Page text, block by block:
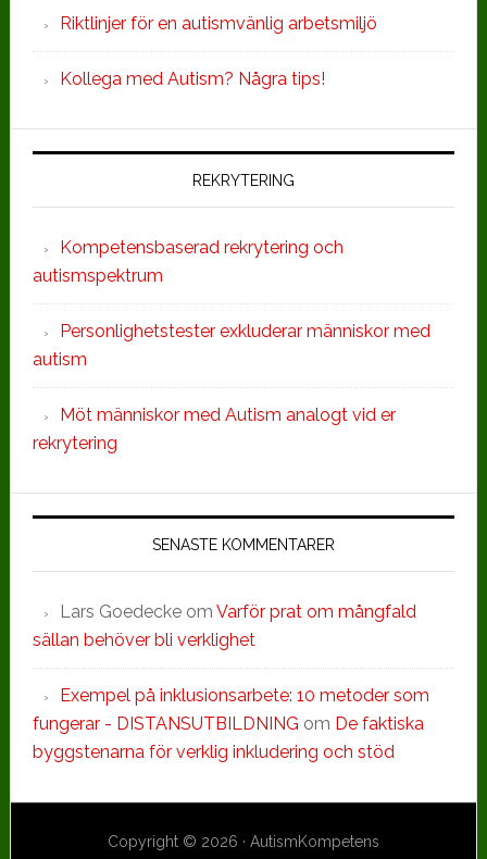
Riktlinjer för en autismvänlig arbetsmiljö
Kollega med Autism? Några tips!
REKRYTERING
Kompetensbaserad rekrytering och
autismspektrum
Personlighetstester exkluderar människor med
autism
Möt människor med Autism analogt vid er
rekrytering
SENASTE KOMMENTARER
Lars Goedeckeom Varför prat om mångfald
sällan behöver bli verklighet
Exempel på inklusionsarbete: 10 metoder som
fungerar - DISTANSUTBILDNING om De faktiska
byggstenarna för verklig inkludering och stöd
Copyright © 2026 · AutismKompetens